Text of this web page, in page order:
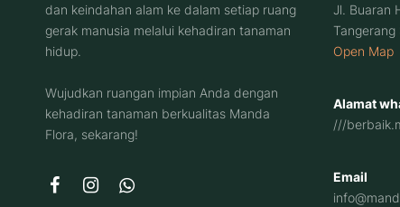
dan keindahan alam ke dalam setiap ruang
gerak manusia melalui kehadiran tanaman
hidup.
Wujudkan ruangan impian Anda dengan
kehadiran tanaman berkualitas Manda
Flora, sekarang!
Jl. Buaran
Tangerang
Open Map
Alamat
///
Email